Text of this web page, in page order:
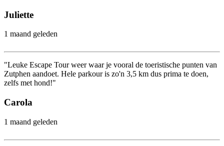
Juliette
1 maand geleden
"Leuke Escape Tour weer waar je vooral de toeristische punten van
Zutphen aandoet. Hele parkour is zo'n 3,5 km dus prima te doen,
zelfs met hond!"
Carola
1 maand geleden